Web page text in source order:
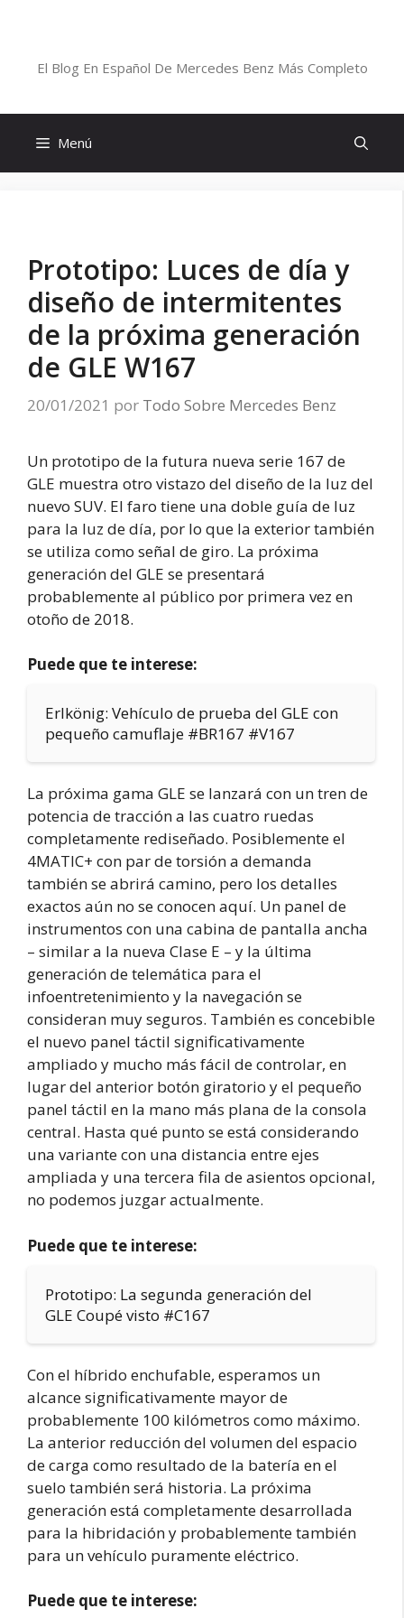
El Blog En Español De Mercedes Benz Más Completo
Menú
Prototipo: Luces de día y
diseño de intermitentes
de la próxima generación
de GLE W167
20/01/2021 por Todo Sobre Mercedes Benz
Un prototipo de la futura nueva serie 167 de
GLE muestra otro vistazo del diseño de la luz del
nuevo SUV. El faro tiene una doble guía de luz
para la luz de día, por lo que la exterior también
se utiliza como señal de giro. La próxima
generación del GLE se presentará
probablemente al público por primera vez en
otoño de 2018.
Puede que te interese:
Erlkönig: Vehículo de prueba del GLE con
pequeño camuflaje #BR167 #V167
La próxima gama GLE se lanzará con un tren de
potencia de tracción a las cuatro ruedas
completamente rediseñado. Posiblemente el
4MATIC+ con par de torsión a demanda
también se abrirá camino, pero los detalles
exactos aún no se conocen aquí. Un panel de
instrumentos con una cabina de pantalla ancha
– similar a la nueva Clase E – y la última
generación de telemática para el
infoentretenimiento y la navegación se
consideran muy seguros. También es concebible
el nuevo panel táctil significativamente
ampliado y mucho más fácil de controlar, en
lugar del anterior botón giratorio y el pequeño
panel táctil en la mano más plana de la consola
central. Hasta qué punto se está considerando
una variante con una distancia entre ejes
ampliada y una tercera fila de asientos opcional,
no podemos juzgar actualmente.
Puede que te interese:
Prototipo: La segunda generación del
GLE Coupé visto #C167
Con el híbrido enchufable, esperamos un
alcance significativamente mayor de
probablemente 100 kilómetros como máximo.
La anterior reducción del volumen del espacio
de carga como resultado de la batería en el
suelo también será historia. La próxima
generación está completamente desarrollada
para la hibridación y probablemente también
para un vehículo puramente eléctrico.
Puede que te interese: